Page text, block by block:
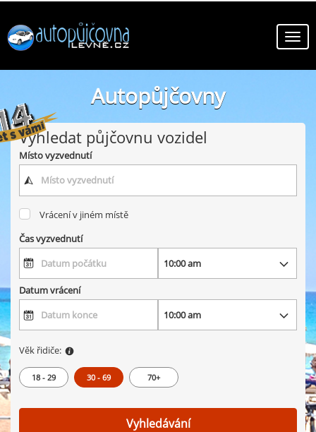
Autopůjčovny
online autopůjčovny v zemi
Vyhledat půjčovnu vozidel
Místo vyzvednutí
Vrácení v jiném místě
Čas vyzvednutí
Datum vrácení
Věk řidiče:
18 - 29 30 - 69 70+
Vyhledávání